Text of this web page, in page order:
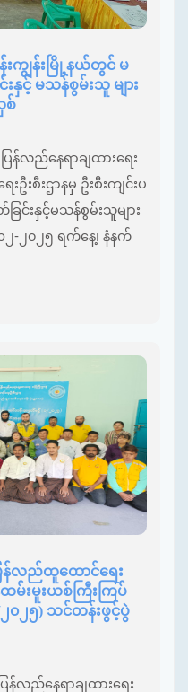
းကျွန်းမြို့နယ်တွင် မ
င့် မသန်စွမ်းသူ များ
စ်
လည်နေရာချထားရေး
ဦးစီးဌာနမှ ဦးစီးကျင်းပ
းနှင့်မသန်စွမ်းသူများ
-၂၀၂၅ ရက်နေ့၊ နံနက်
ြန်လည်ထူထောင်ရေး
ထမ်းမူးယစ်ကြီးကြပ်
၀၂၅) သင်တန်းဖွင့်ပွဲ
လည်နေရာချထားရေး